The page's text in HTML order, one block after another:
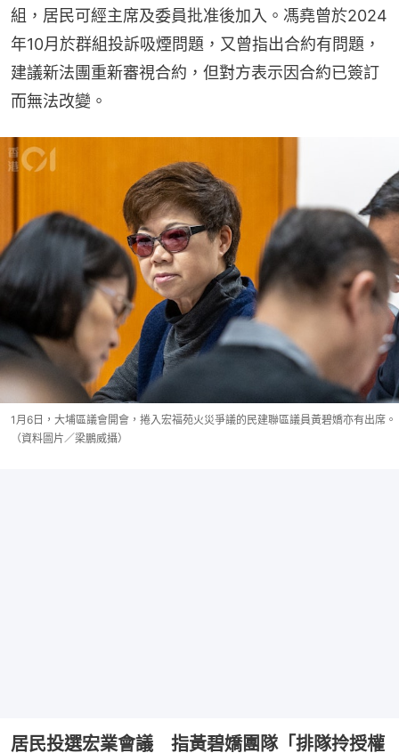
組，居民可經主席及委員批准後加入。馮堯曾於2024
年10月於群組投訴吸煙問題，又曾指出合約有問題，
建議新法團重新審視合約，但對方表示因合約已簽訂
而無法改變。
1月6日，大埔區議會開會，捲入宏福苑火災爭議的民建聯區議員黃碧嬌亦有出席。
（資料圖片／梁鵬威攝）
居民投選宏業會議 指黃碧嬌團隊「排隊拎授權